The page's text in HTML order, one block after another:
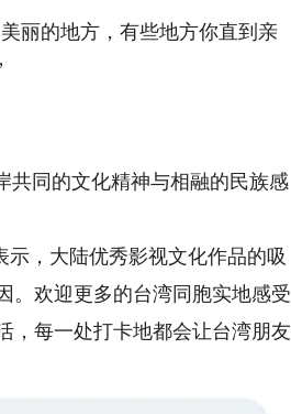
丽的地方，有些地方你直到亲
同的文化精神与相融的民族感
，大陆优秀影视文化作品的吸
。欢迎更多的台湾同胞实地感受
，每一处打卡地都会让台湾朋友